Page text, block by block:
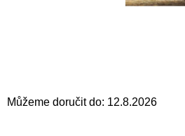
Můžeme doručit do: 12.8.2026